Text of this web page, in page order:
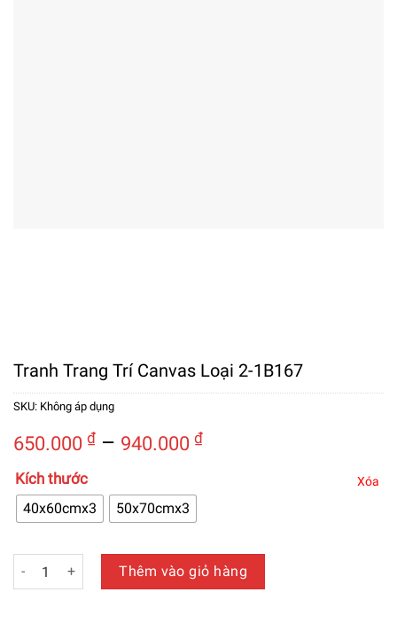
Tranh Trang Trí Canvas Loại 2-1B167
SKU: Không áp dụng
650.000 ₫ – 940.000 ₫Khoảng
940.000 ₫
Kích thước
40x60cmx3 50x70cmx3
Xóa
Tranh Trang Trí Canvas Loại 2-1B167 số lượng
Thêm vào giỏ hàng